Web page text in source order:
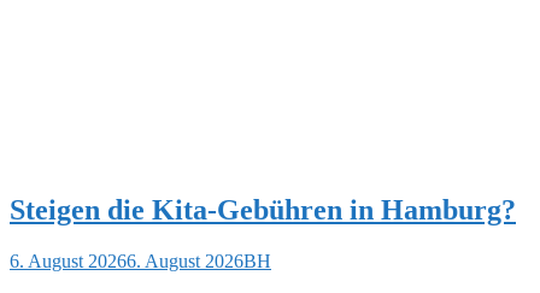
Steigen die Kita-Gebühren in Hamburg?
6. August 20266. August 2026BH